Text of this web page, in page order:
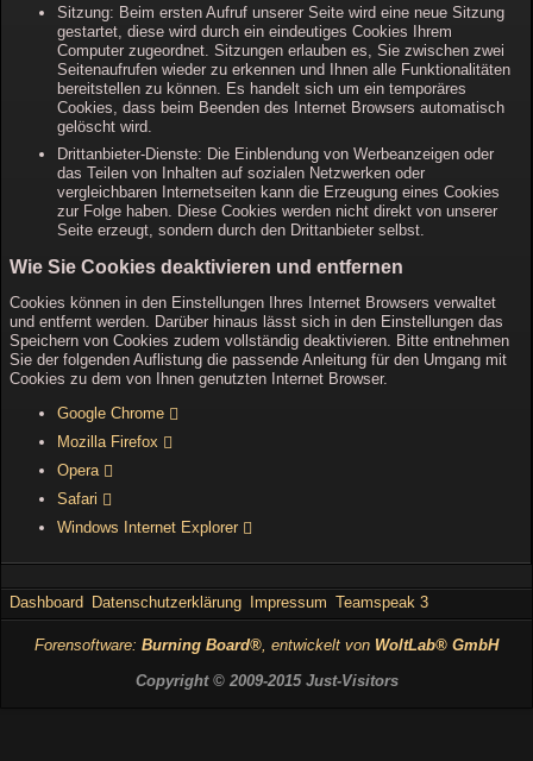
Sitzung: Beim ersten Aufruf unserer Seite wird eine neue Sitzung
gestartet, diese wird durch ein eindeutiges Cookies Ihrem
Computer zugeordnet. Sitzungen erlauben es, Sie zwischen zwei
Seitenaufrufen wieder zu erkennen und Ihnen alle Funktionalitäten
bereitstellen zu können. Es handelt sich um ein temporäres
Cookies, dass beim Beenden des Internet Browsers automatisch
gelöscht wird.
Drittanbieter-Dienste: Die Einblendung von Werbeanzeigen oder
das Teilen von Inhalten auf sozialen Netzwerken oder
vergleichbaren Internetseiten kann die Erzeugung eines Cookies
zur Folge haben. Diese Cookies werden nicht direkt von unserer
Seite erzeugt, sondern durch den Drittanbieter selbst.
Wie Sie Cookies deaktivieren und entfernen
Cookies können in den Einstellungen Ihres Internet Browsers verwaltet
und entfernt werden. Darüber hinaus lässt sich in den Einstellungen das
Speichern von Cookies zudem vollständig deaktivieren. Bitte entnehmen
Sie der folgenden Auflistung die passende Anleitung für den Umgang mit
Cookies zu dem von Ihnen genutzten Internet Browser.
Google Chrome
Mozilla Firefox
Opera
Safari
Windows Internet Explorer
Dashboard Datenschutzerklärung Impressum Teamspeak 3
Forensoftware: Burning Board®, entwickelt von WoltLab® GmbH
Copyright © 2009-2015 Just-Visitors